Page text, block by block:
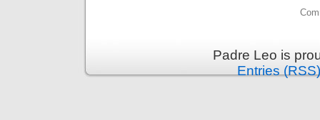
Padre Leo is
Entries (RSS)